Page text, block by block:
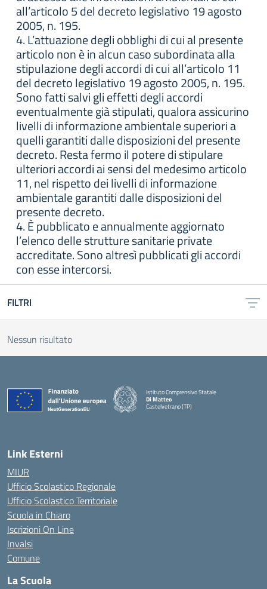
all’articolo 5 del decreto legislativo 19 agosto
2005, n. 195.
4. L’attuazione degli obblighi di cui al presente
articolo non è in alcun caso subordinata alla
stipulazione degli accordi di cui all’articolo 11
del decreto legislativo 19 agosto 2005, n. 195.
Sono fatti salvi gli effetti degli accordi
eventualmente già stipulati, qualora assicurino
livelli di informazione ambientale superiori a
quelli garantiti dalle disposizioni del presente
decreto. Resta fermo il potere di stipulare
ulteriori accordi ai sensi del medesimo articolo
11, nel rispetto dei livelli di informazione
ambientale garantiti dalle disposizioni del
presente decreto.
4. È pubblicato e annualmente aggiornato
l’elenco delle strutture sanitarie private
accreditate. Sono altresì pubblicati gli accordi
con esse intercorsi.
FILTRI
Nessun risultato
Istituto Comprensivo Statale
Di Matteo
Castelvetrano (TP)
Link Esterni
MIUR
Ufficio Scolastico Regionale
Ufficio Scolastico Territoriale
Scuola in Chiaro
Iscrizioni On Line
Invalsi
Comune
La Scuola